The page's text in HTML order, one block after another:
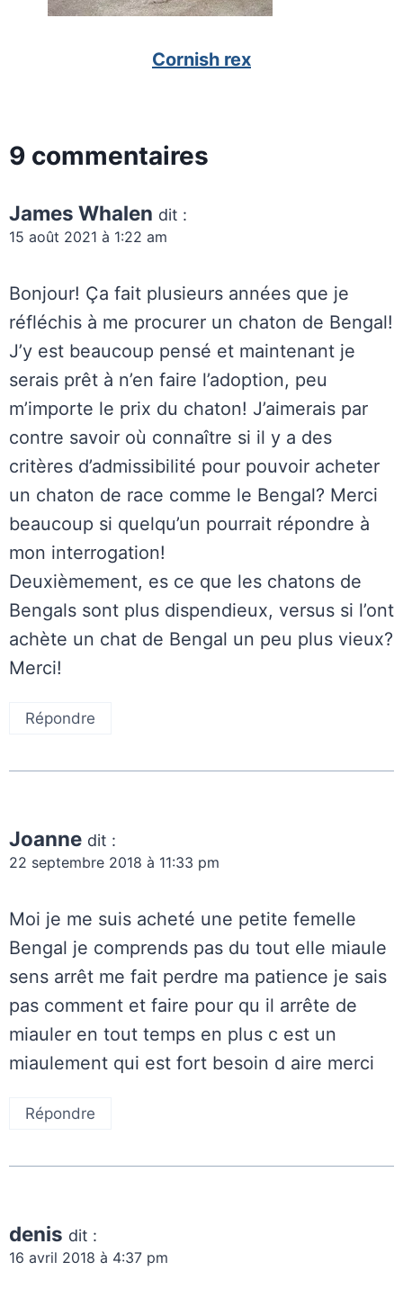
Cornish rex
9 commentaires
James Whalen dit :
15 août 2021 à 1:22 am
Bonjour! Ça fait plusieurs années que je
réfléchis à me procurer un chaton de Bengal!
J’y est beaucoup pensé et maintenant je
serais prêt à n’en faire l’adoption, peu
m’importe le prix du chaton! J’aimerais par
contre savoir où connaître si il y a des
critères d’admissibilité pour pouvoir acheter
un chaton de race comme le Bengal? Merci
beaucoup si quelqu’un pourrait répondre à
mon interrogation!
Deuxièmement, es ce que les chatons de
Bengals sont plus dispendieux, versus si l’ont
achète un chat de Bengal un peu plus vieux?
Merci!
Répondre
Joanne dit :
22 septembre 2018 à 11:33 pm
Moi je me suis acheté une petite femelle
Bengal je comprends pas du tout elle miaule
sens arrêt me fait perdre ma patience je sais
pas comment et faire pour qu il arrête de
miauler en tout temps en plus c est un
miaulement qui est fort besoin d aire merci
Répondre
denis dit :
16 avril 2018 à 4:37 pm